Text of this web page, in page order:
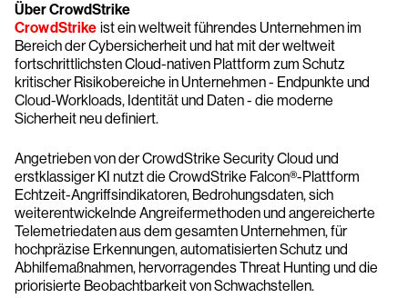
Über CrowdStrike
CrowdStrike ist ein weltweit führendes Unternehmen im
Bereich der Cybersicherheit und hat mit der weltweit
fortschrittlichsten Cloud-nativen Plattform zum Schutz
kritischer Risikobereiche in Unternehmen - Endpunkte und
Cloud-Workloads, Identität und Daten - die moderne
Sicherheit neu definiert.
Angetrieben von der CrowdStrike Security Cloud und
erstklassiger KI nutzt die CrowdStrike Falcon®-Plattform
Echtzeit-Angriffsindikatoren, Bedrohungsdaten, sich
weiterentwickelnde Angreifermethoden und angereicherte
Telemetriedaten aus dem gesamten Unternehmen, für
hochpräzise Erkennungen, automatisierten Schutz und
Abhilfemaßnahmen, hervorragendes Threat Hunting und die
priorisierte Beobachtbarkeit von Schwachstellen.